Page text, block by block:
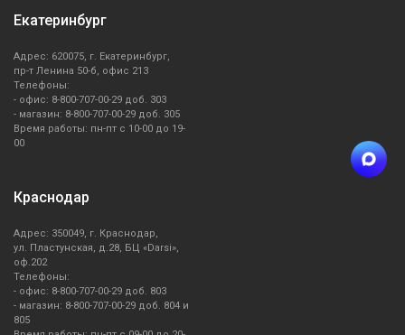
Екатеринбург
Адрес: 620075, г. Екатеринбург,
пр-т Ленина 50-б, офис 213
Телефоны:
- офис: 8-800-707-00-29 доб. 303
- магазин: 8-800-707-00-29 доб. 305
Время работы: пн-пт с 10-00 до 19-
00
Краснодар
Адрес: 350049, г. Краснодар,
ул. Пластунская, д.28, БЦ «Darsi»,
оф.202
Телефоны:
- офис: 8-800-707-00-29 доб. 803
- магазин: 8-800-707-00-29 доб. 804 и
805